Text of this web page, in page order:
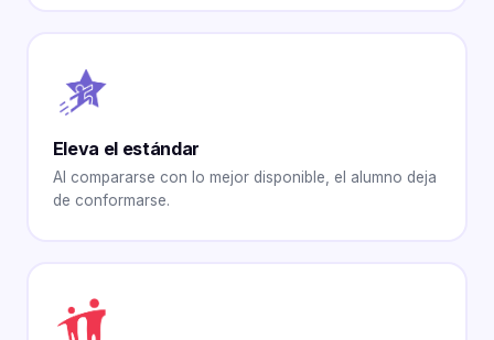
Eleva el estándar
Al compararse con lo mejor disponible, el alumno deja
de conformarse.